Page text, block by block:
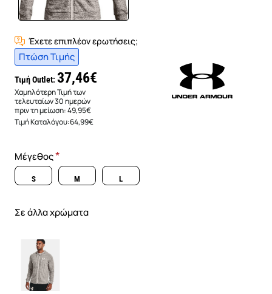
Έχετε επιπλέον ερωτήσεις;
Πτώση Τιμής
Τιμή Outlet: 37,46€
Χαμηλότερη Τιμή των
τελευταίων 30 ημερών
πριν τη μείωση:49,95€
Τιμή Καταλόγου:64,99€
Μέγεθος
S M L
Σε άλλα χρώματα